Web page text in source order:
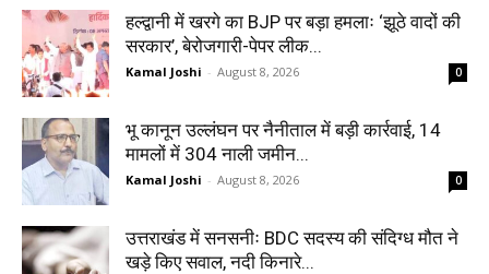
हल्द्वानी में खरगे का BJP पर बड़ा हमलाः ‘झूठे वादों की
सरकार’, बेरोजगारी-पेपर लीक...
Kamal Joshi - August 8, 2026 0
भू कानून उल्लंघन पर नैनीताल में बड़ी कार्रवाई, 14
मामलों में 304 नाली जमीन...
Kamal Joshi - August 8, 2026 0
उत्तराखंड में सनसनीः BDC सदस्य की संदिग्ध मौत ने
खड़े किए सवाल, नदी किनारे...